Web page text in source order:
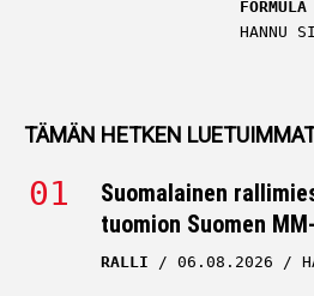
HANNU
TÄMÄN HETKEN
Suomalainen
tuomion Suomen
RALLI 06.08.2026